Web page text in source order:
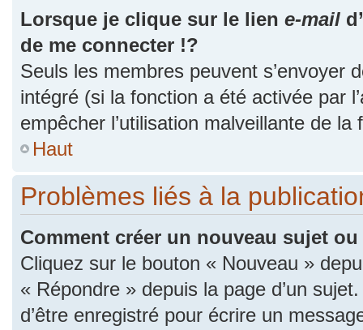
Lorsque je clique sur le lien e-mail
de me connecter !?
Seuls les membres peuvent s’envoyer
intégré (si la fonction a été activée par
empêcher l’utilisation malveillante de
Haut
Problèmes liés à la
Comment créer un nouveau sujet
Cliquez sur le bouton « Nouveau »
« Répondre » depuis la page d’un
d’être enregistré pour écrire un